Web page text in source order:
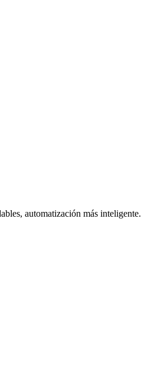
automatización más inteligente.